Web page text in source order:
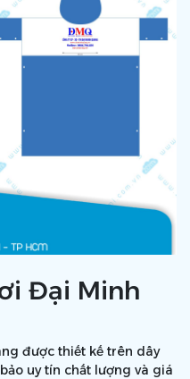
Đại Minh
được thiết kế trên dây
uy tín chất lượng và giá